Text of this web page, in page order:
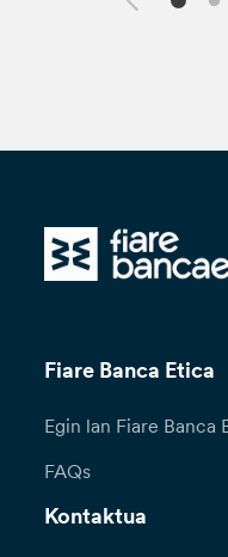
Fiare Banca Etica
Egin lan Fiare Banca
FAQs
Kontaktua